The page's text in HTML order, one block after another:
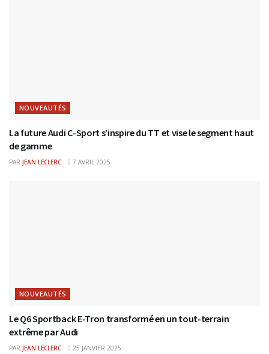
NOUVEAUTÉS
La future Audi C-Sport s’inspire du TT et vise le segment haut
de gamme
PAR JEAN LECLERC 7 AVRIL 2025
NOUVEAUTÉS
Le Q6 Sportback E-Tron transformé en un tout-terrain
extrême par Audi
PAR JEAN LECLERC 25 JANVIER 2025